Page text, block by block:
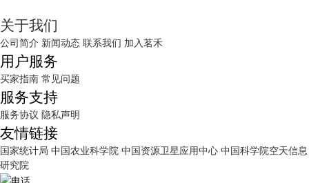
关于我们
公司简介 新闻动态 联系我们 加入茗禾
用户服务
买家指南 常见问题
服务支持
服务协议 隐私声明
友情链接
国家统计局 中国农业科学院 中国资源卫星应用中心 中国科学院空天信息
研究院